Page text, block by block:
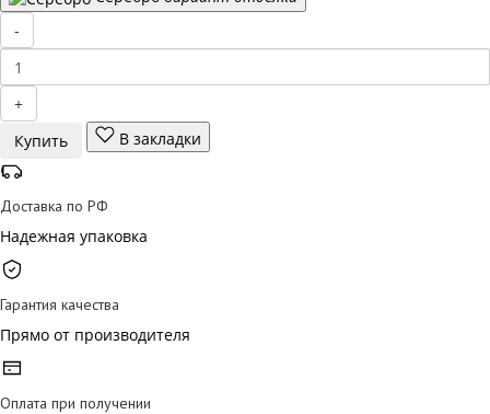
-
+
Купить
В закладки
Доставка по РФ
Надежная упаковка
Гарантия качества
Прямо от производителя
Оплата при получении